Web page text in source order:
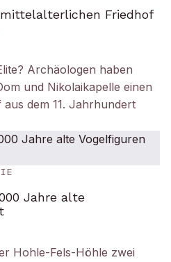
Friedhof
Archäologen haben
und Nikolaikapelle einen
dem 11. Jahrhundert
Jahre alte
Hohle-Fels-Höhle zwei